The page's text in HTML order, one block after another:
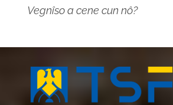
Vegnîso a cene cun nô?